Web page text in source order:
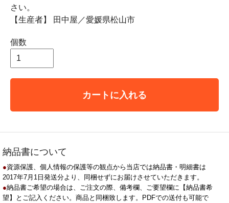
さい。
【生産者】 田中屋／愛媛県松山市
個数
カートに入れる
納品書について
●資源保護、個人情報の保護等の観点から当店では納品書・明細書は
2017年7月1日発送分より、同梱せずにお届けさせていただきます。
●納品書ご希望の場合は、ご注文の際、備考欄、ご要望欄に【納品書希
望】とご記入ください。商品と同梱致します。PDFでの送付も可能で